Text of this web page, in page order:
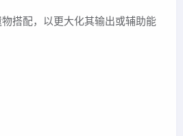
搭配，以更大化其输出或辅助能